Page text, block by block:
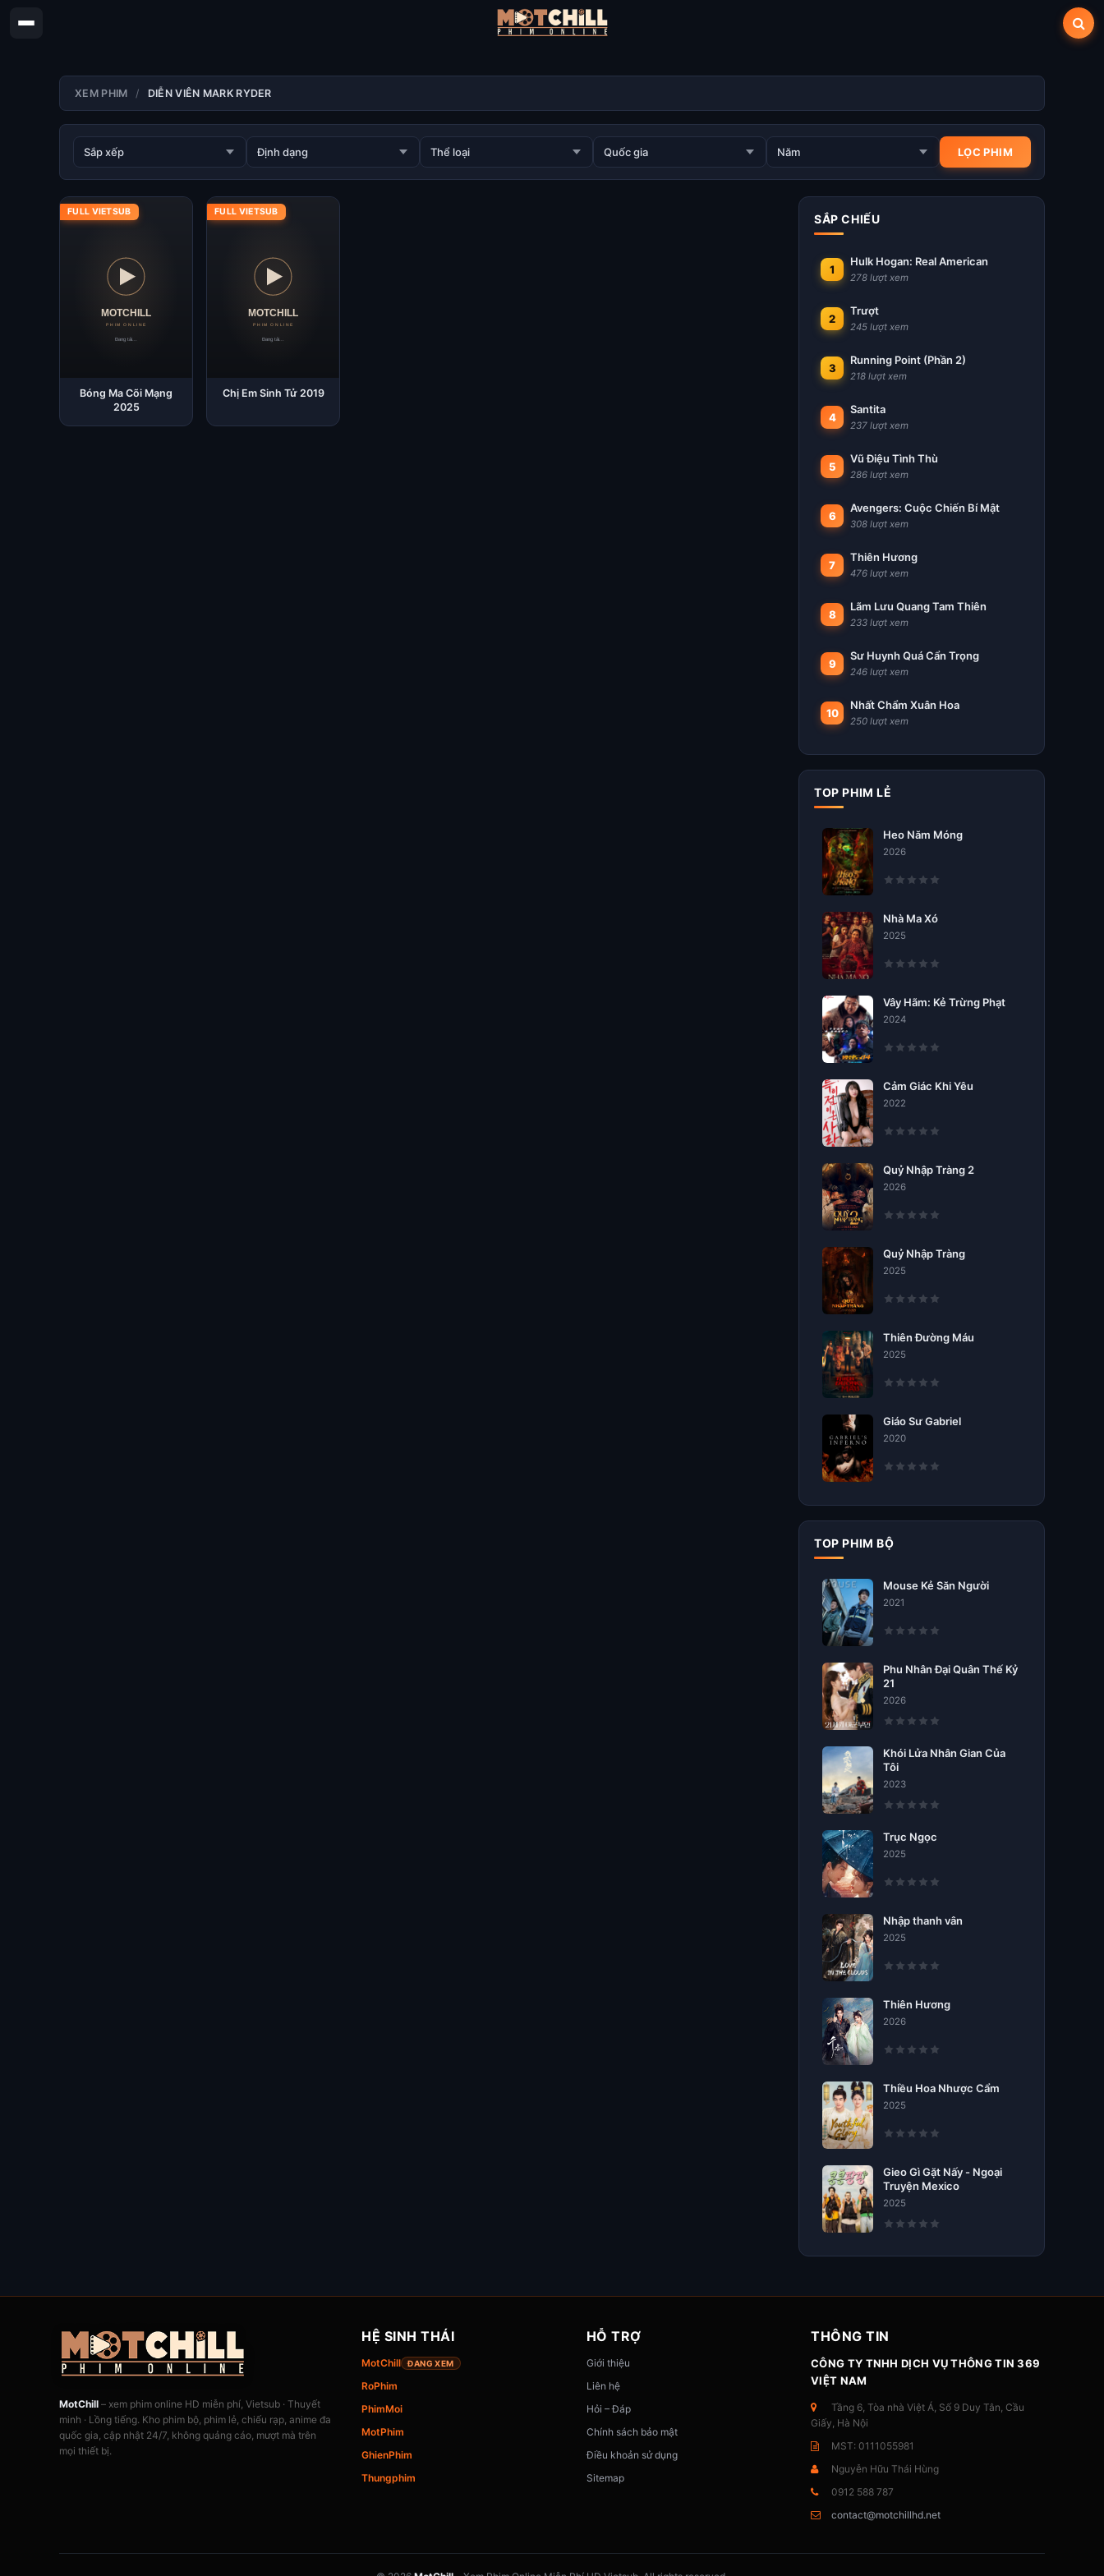
XEM PHIM DIỄN VIÊN MARK RYDER
FULL VIETSUB
Bóng Ma Cõi Mạng
2025
FULL VIETSUB
Chị Em Sinh Tử 2019
SẮP CHIẾU
1
Hulk Hogan: Real American
278 lượt xem
2
Trượt
245 lượt xem
3
Running Point (Phần 2)
218 lượt xem
4
Santita
237 lượt xem
5
Vũ Điệu Tình Thù
286 lượt xem
6
Avengers: Cuộc Chiến Bí Mật
308 lượt xem
7
Thiên Hương
476 lượt xem
8
Lãm Lưu Quang Tam Thiên
233 lượt xem
9
Sư Huynh Quá Cẩn Trọng
246 lượt xem
10
Nhất Chẩm Xuân Hoa
250 lượt xem
TOP PHIM LẺ
Heo Năm Móng
2026
Nhà Ma Xó
2025
Vây Hãm: Kẻ Trừng Phạt
2024
Cảm Giác Khi Yêu
2022
Quỷ Nhập Tràng 2
2026
Quỷ Nhập Tràng
2025
Thiên Đường Máu
2025
Giáo Sư Gabriel
2020
TOP PHIM BỘ
Mouse Kẻ Săn Người
2021
Phu Nhân Đại Quân Thế Kỷ
21
2026
Khói Lửa Nhân Gian Của
Tôi
2023
Trục Ngọc
2025
Nhập thanh vân
2025
Thiên Hương
2026
Thiều Hoa Nhược Cẩm
2025
Gieo Gì Gặt Nấy - Ngoại
Truyện Mexico
2025
MotChill – xem phim online HD miễn phí, Vietsub · Thuyết
minh · Lồng tiếng. Kho phim bộ, phim lẻ, chiếu rạp, anime đa
quốc gia, cập nhật 24/7, không quảng cáo, mượt mà trên
mọi thiết bị.
HỆ SINH THÁI
MotChill ĐANG XEM
RoPhim
PhimMoi
MotPhim
GhienPhim
Thungphim
HỖ TRỢ
Giới thiệu
Liên hệ
Hỏi – Đáp
Chính sách bảo mật
Điều khoản sử dụng
Sitemap
THÔNG TIN
CÔNG TY TNHH DỊCH VỤ THÔNG TIN 369
VIỆT NAM
Tầng 6, Tòa nhà Việt Á, Số 9 Duy Tân, Cầu
Giấy, Hà Nội
MST: 0111055981
Nguyễn Hữu Thái Hùng
0912 588 787
contact@motchillhd.net